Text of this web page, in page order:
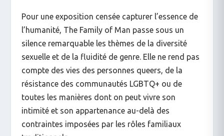
Pour une exposition censée capturer l’essence de
l’humanité, The Family of Man passe sous un
silence remarquable les thèmes de la diversité
sexuelle et de la fluidité de genre. Elle ne rend pas
compte des vies des personnes queers, de la
résistance des communautés LGBTQ+ ou de
toutes les manières dont on peut vivre son
intimité et son appartenance au-delà des
contraintes imposées par les rôles familiaux